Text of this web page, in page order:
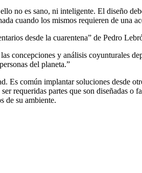
no es sano, ni inteligente. El diseño
cuando los mismos requieren de una
desde la cuarentena” de Pedro
concepciones y análisis coyunturales
del planeta.”
Es común implantar soluciones desde
requeridas partes que son diseñadas o
de su ambiente.